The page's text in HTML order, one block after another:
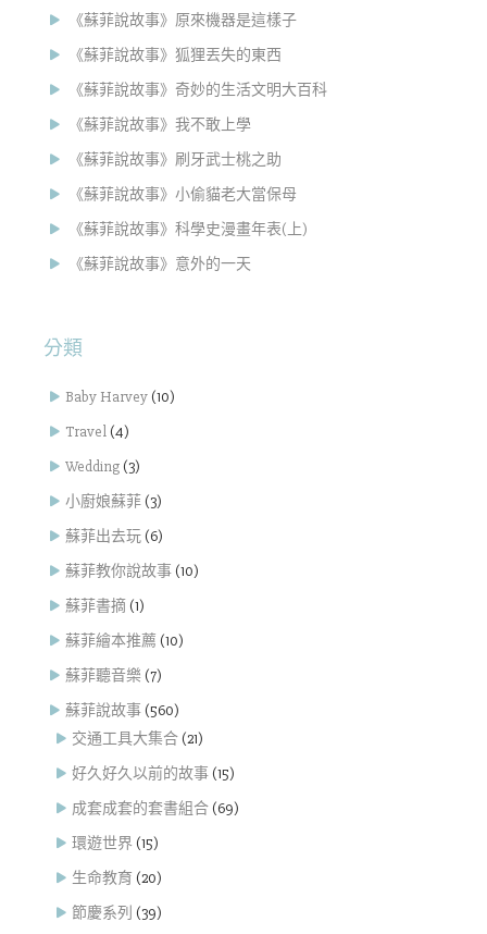
《蘇菲說故事》原來機器是這樣子
《蘇菲說故事》狐狸丟失的東西
《蘇菲說故事》奇妙的生活文明大百科
《蘇菲說故事》我不敢上學
《蘇菲說故事》刷牙武士桃之助
《蘇菲說故事》小偷貓老大當保母
《蘇菲說故事》科學史漫畫年表(上)
《蘇菲說故事》意外的一天
分類
Baby Harvey (10)
Travel (4)
Wedding (3)
小廚娘蘇菲 (3)
蘇菲出去玩 (6)
蘇菲教你說故事 (10)
蘇菲書摘 (1)
蘇菲繪本推薦 (10)
蘇菲聽音樂 (7)
蘇菲說故事 (560)
交通工具大集合 (21)
好久好久以前的故事 (15)
成套成套的套書組合 (69)
環遊世界 (15)
生命教育 (20)
節慶系列 (39)